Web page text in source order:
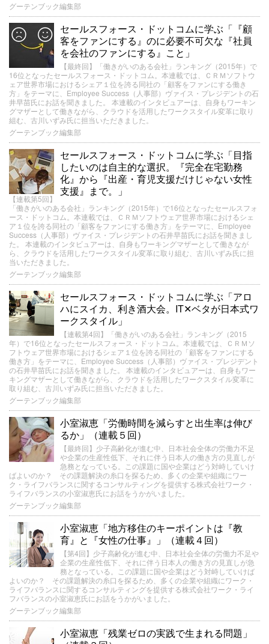
グーテンブック編集部
セールスフォース・ドットコムに学ぶ「『顧
客をファンにする』のに必要不可欠な『社員
を会社のファンにする』こと」
【最終回】「働きがいのある会社」ランキング（2015年）で
16位となったセールスフォース・ドットコム。本連載では、ＣＲＭソフトウ
ェア世界市場におけるシェア１位を誇る同社の「顧客をファンにする働き
方」をテーマに、Employee Success（人事部）ヴァイス・プレジデントの石
井早苗氏にお話を聞きました。 本連載のインタビュアーは、自身もワーキン
グマザーとして働きながら、クラウドを活用したワークスタイル変革に取り
組む、古川いずみ氏に担当いただきました。
グーテンブック編集部
セールスフォース・ドットコムに学ぶ「目指
したいのは自主的な選択。『完全在宅勤務
化』から『出産・育児支援だけじゃない女性
支援』まで。」
【連載第5回】
「働きがいのある会社」ランキング（2015年）で16位となったセールスフォ
ース・ドットコム。本連載では、ＣＲＭソフトウェア世界市場におけるシェ
ア１位を誇る同社の「顧客をファンにする働き方」をテーマに、Employee
Success（人事部）ヴァイス・プレジデントの石井早苗氏にお話を聞きまし
た。 本連載のインタビュアーは、自身もワーキングマザーとして働きなが
ら、クラウドを活用したワークスタイル変革に取り組む、古川いずみ氏に担
当いただきました。
グーテンブック編集部
セールスフォース・ドットコムに学ぶ「アロ
ハにスイカ、利き酒大会。IT✕ベタが日本式ワ
ークスタイル」
【連載第4回】「働きがいのある会社」ランキング（2015
年）で16位となったセールスフォース・ドットコム。本連載では、ＣＲＭソ
フトウェア世界市場におけるシェア１位を誇る同社の「顧客をファンにする
働き方」をテーマに、Employee Success（人事部）ヴァイス・プレジデント
の石井早苗氏にお話を聞きました。 本連載のインタビュアーは、自身もワー
キングマザーとして働きながら、クラウドを活用したワークスタイル変革に
取り組む、古川いずみ氏に担当いただきました。
グーテンブック編集部
小室淑恵「労働時間を減らすと出生率は伸び
るか」（連載５回）
【最終回】少子高齢化が進む中、日本社会全体の労働力不足
や企業の生産性低下、それに伴う日本人の働き方の見直しが
急務となっている。この課題に国や企業はどう対峙していけ
ばよいのか？ その課題解決の糸口を探るため、多くの企業や組織にワー
ク・ライフバランスに関するコンサルティングを提供する株式会社ワーク・
ライフバランスの小室淑恵氏にお話をうかがいました。
グーテンブック編集部
小室淑恵「地方移住のキーポイントは『教
育』と『女性の仕事』」（連載４回）
【第4回】少子高齢化が進む中、日本社会全体の労働力不足や
企業の生産性低下、それに伴う日本人の働き方の見直しが急
務となっている。この課題に国や企業はどう対峙していけば
よいのか？ その課題解決の糸口を探るため、多くの企業や組織にワーク・
ライフバランスに関するコンサルティングを提供する株式会社ワーク・ライ
フバランスの小室淑恵氏にお話をうかがいました。
グーテンブック編集部
小室淑恵「残業ゼロの実践で生まれる問題」